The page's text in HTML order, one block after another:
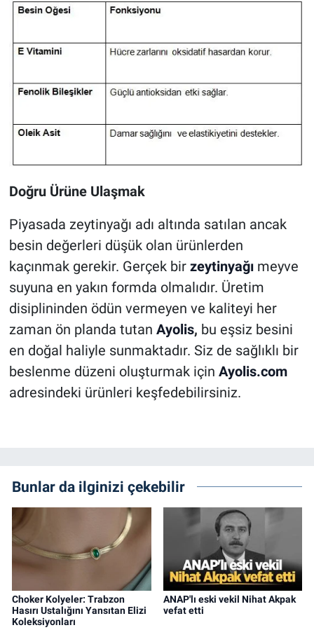
Doğru Ürüne Ulaşmak
Piyasada zeytinyağı adı altında satılan ancak
besin değerleri düşük olan ürünlerden
kaçınmak gerekir. Gerçek bir zeytinyağı meyve
suyuna en yakın formda olmalıdır. Üretim
disiplininden ödün vermeyen ve kaliteyi her
zaman ön planda tutan Ayolis, bu eşsiz besini
en doğal haliyle sunmaktadır. Siz de sağlıklı bir
beslenme düzeni oluşturmak için Ayolis.com
adresindeki ürünleri keşfedebilirsiniz.
Bunlar da ilginizi çekebilir
Choker Kolyeler: Trabzon
Hasırı Ustalığını Yansıtan Elizi
Koleksiyonları
ANAP'lı eski vekil Nihat Akpak
vefat etti